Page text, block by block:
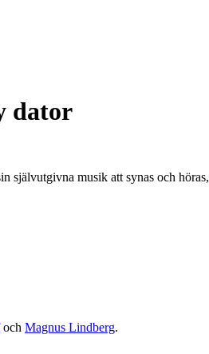
dator
självutgivna musik att synas och
och Magnus Lindberg.